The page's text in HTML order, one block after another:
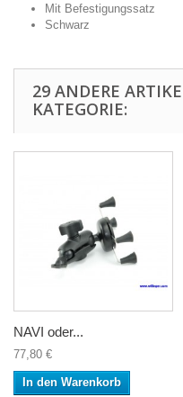
Mit Befestigungssatz
Schwarz
29 ANDERE
KATEGORIE:
NAVI oder...
77,80 €
In den Warenkorb